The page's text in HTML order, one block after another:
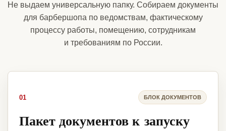
Не выдаем универсальную папку. Собираем документы
для барбершопа по ведомствам, фактическому
процессу работы, помещению, сотрудникам
и требованиям по России.
01 БЛОК ДОКУМЕНТОВ
Пакет документов к запуску